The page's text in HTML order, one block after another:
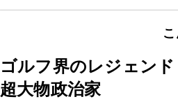
ゴルフ界のレジェン
超大物政治家